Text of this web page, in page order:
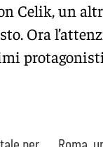
Celik, un
Ora